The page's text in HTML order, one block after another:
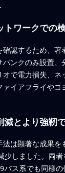
トワークでの
確認するため、
バンクのみ設置
オで電力損失、
ァイアフライや
減とより強靭
法は顕著な成果
少しました。両
バス系でも同様